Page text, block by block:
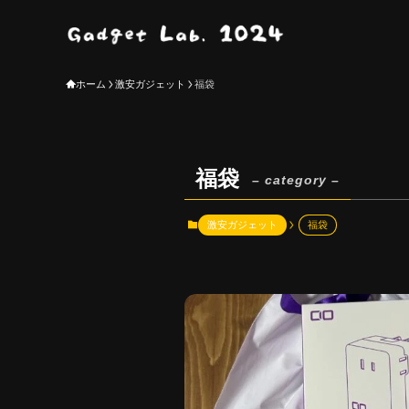
ホーム 激安ガジェット 福袋
福袋 – category –
激安ガジェット 福袋